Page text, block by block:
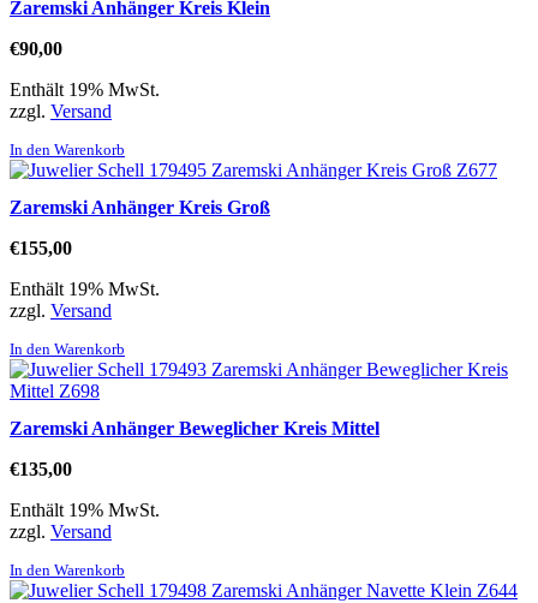
Zaremski Anhänger Kreis Klein
€90,00
Enthält 19% MwSt.
zzgl. Versand
In den Warenkorb
Zaremski Anhänger Kreis Groß
€155,00
Enthält 19% MwSt.
zzgl. Versand
In den Warenkorb
Zaremski Anhänger Beweglicher Kreis Mittel
€135,00
Enthält 19% MwSt.
zzgl. Versand
In den Warenkorb